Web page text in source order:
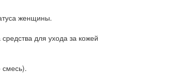
женщины.
для ухода за кожей
смесь).